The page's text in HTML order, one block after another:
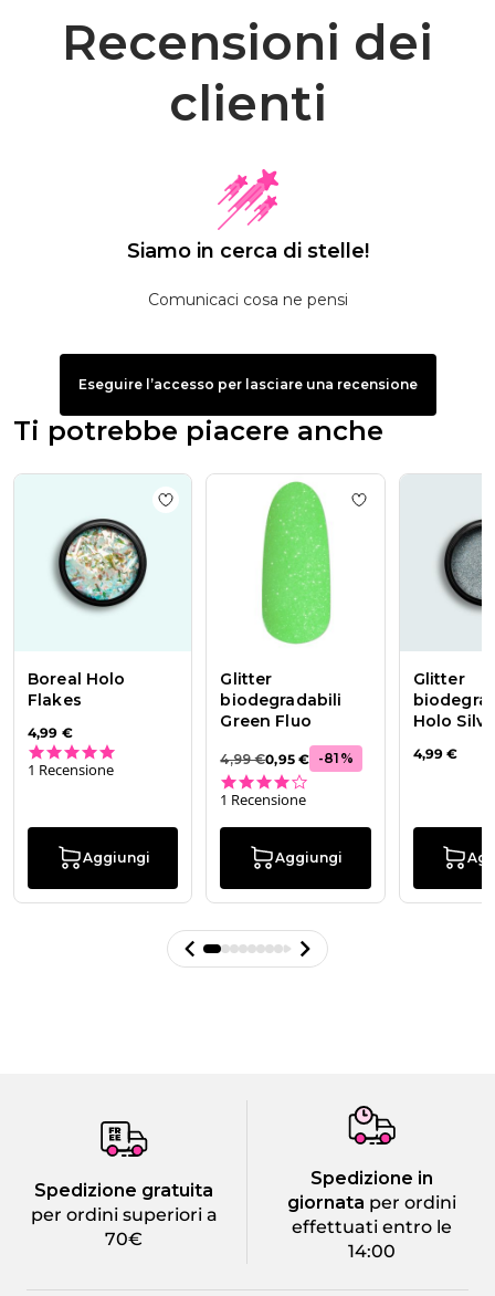
Recensioni dei
clienti
Siamo in cerca di stelle!
Comunicaci cosa ne pensi
Eseguire l’accesso per lasciare una recensione
Ti potrebbe piacere anche
Add to wishlist Boreal Holo Flakes
Boreal Holo
Flakes
4,99 €
1 Recensione
Aggiungi
Add to wishlist
Glitter
biodegradabili
Green Fluo
4,99 €0,95 € -81 %
1 Recensione
Aggiungi
Glitter
Holo
4,99 €
Spedizione gratuita
per ordini superiori a
70€
Spedizione in
giornata per ordini
effettuati entro le
14:00